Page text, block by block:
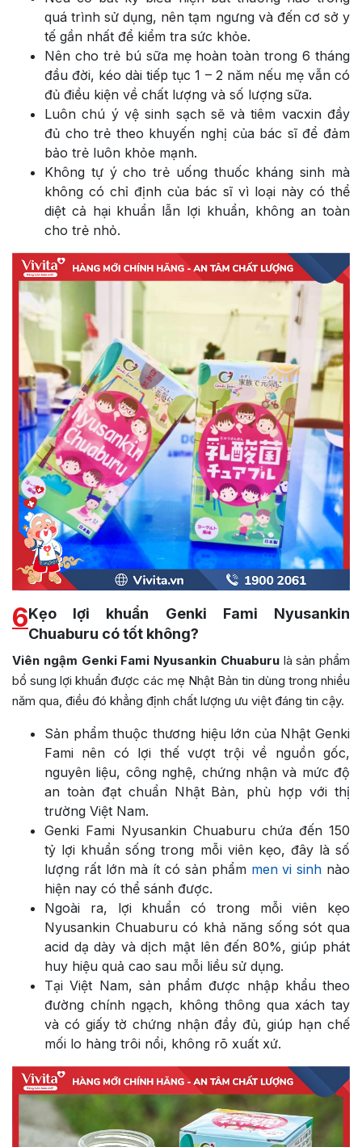
quá trình sử dụng, nên tạm ngưng và đến cơ sở y
tế gần nhất để kiểm tra sức khỏe.
Nên cho trẻ bú sữa mẹ hoàn toàn trong 6 tháng
đầu đời, kéo dài tiếp tục 1 – 2 năm nếu mẹ vẫn có
đủ điều kiện về chất lượng và số lượng sữa.
Luôn chú ý vệ sinh sạch sẽ và tiêm vacxin đầy
đủ cho trẻ theo khuyến nghị của bác sĩ để đảm
bảo trẻ luôn khỏe mạnh.
Không tự ý cho trẻ uống thuốc kháng sinh mà
không có chỉ định của bác sĩ vì loại này có thể
diệt cả hại khuẩn lẫn lợi khuẩn, không an toàn
cho trẻ nhỏ.
6Kẹo lợi khuẩn Genki Fami Nyusankin
Chuaburu có tốt không?
Viên ngậm Genki Fami Nyusankin Chuaburulà sản phẩm
bổ sung lợi khuẩn được các mẹ Nhật Bản tin dùng trong nhiều
năm qua, điều đó khẳng định chất lượng ưu việt đáng tin cậy.
Sản phẩm thuộc thương hiệu lớn của Nhật Genki
Fami nên có lợi thế vượt trội về nguồn gốc,
nguyên liệu, công nghệ, chứng nhận và mức độ
an toàn đạt chuẩn Nhật Bản, phù hợp với thị
trường Việt Nam.
Genki Fami Nyusankin Chuaburu chứa đến 150
tỷ lợi khuẩn sống trong mỗi viên kẹo, đây là số
lượng rất lớn mà ít có sản phẩm men vi sinh nào
hiện nay có thể sánh được.
Ngoài ra, lợi khuẩn có trong mỗi viên kẹo
Nyusankin Chuaburu có khả năng sống sót qua
acid dạ dày và dịch mật lên đến 80%, giúp phát
huy hiệu quả cao sau mỗi liều sử dụng.
Tại Việt Nam, sản phẩm được nhập khẩu theo
đường chính ngạch, không thông qua xách tay
và có giấy tờ chứng nhận đầy đủ, giúp hạn chế
mối lo hàng trôi nổi, không rõ xuất xứ.